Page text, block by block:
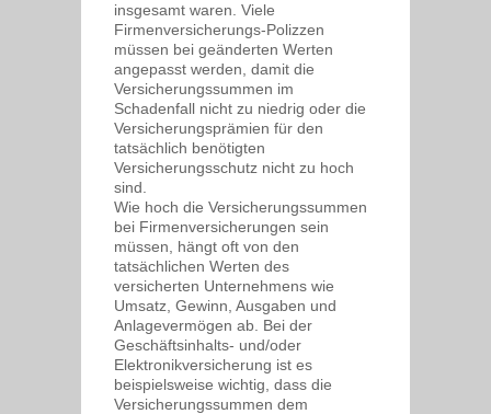
insgesamt waren. Viele
Firmenversicherungs-Polizzen
müssen bei geänderten Werten
angepasst werden, damit die
Versicherungssummen im
Schadenfall nicht zu niedrig oder die
Versicherungsprämien für den
tatsächlich benötigten
Versicherungsschutz nicht zu hoch
sind.
Wie hoch die Versicherungssummen
bei Firmenversicherungen sein
müssen, hängt oft von den
tatsächlichen Werten des
versicherten Unternehmens wie
Umsatz, Gewinn, Ausgaben und
Anlagevermögen ab. Bei der
Geschäftsinhalts- und/oder
Elektronikversicherung ist es
beispielsweise wichtig, dass die
Versicherungssummen dem